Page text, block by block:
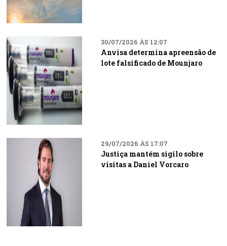
30/07/2026 ÀS 12:07
Anvisa determina apreensão de
lote falsificado de Mounjaro
29/07/2026 ÀS 17:07
Justiça mantém sigilo sobre
visitas a Daniel Vorcaro